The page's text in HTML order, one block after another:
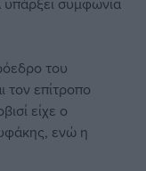
του
τον επίτροπο
είχε ο
ενώ η